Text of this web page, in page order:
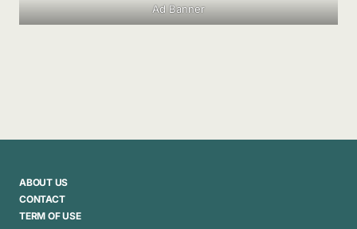
Ad Banner
ABOUT US
CONTACT
TERM OF USE